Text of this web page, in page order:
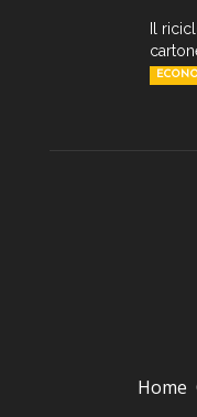
Il
Home